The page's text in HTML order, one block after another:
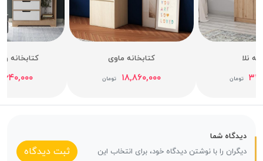
نلا
تومان
کتابخانه ماوی
۱۸,۸۶۰,۰۰۰ تومان
کتابخانه
دیدگاه شما
دیگران را با نوشتن دیدگاه خود، برای انتخاب این
ثبت دیدگاه